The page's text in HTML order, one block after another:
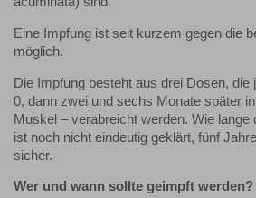
Eine Impfung ist seit kurzem gegen die
möglich.
Die Impfung besteht aus drei Dosen,
0, dann zwei und sechs Monate später
Muskel – verabreicht werden. Wie lange
ist noch nicht eindeutig geklärt, fünf
sicher.
Wer und wann sollte geimpft werden?